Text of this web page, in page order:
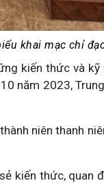
khai mạc chỉ
kiến thức và kỹ
năm 2023,
niên thanh
kiến thức, quan